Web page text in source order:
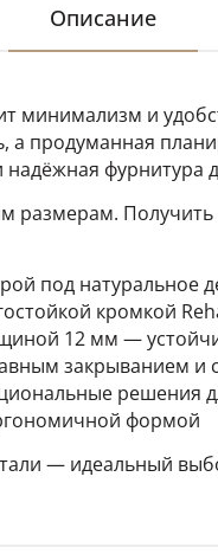
Описание
минимализм и
продуманная
фурнитура
размерам.
под натуральное
кромкой
12 мм —
закрыванием и
решения
формой
— идеальный